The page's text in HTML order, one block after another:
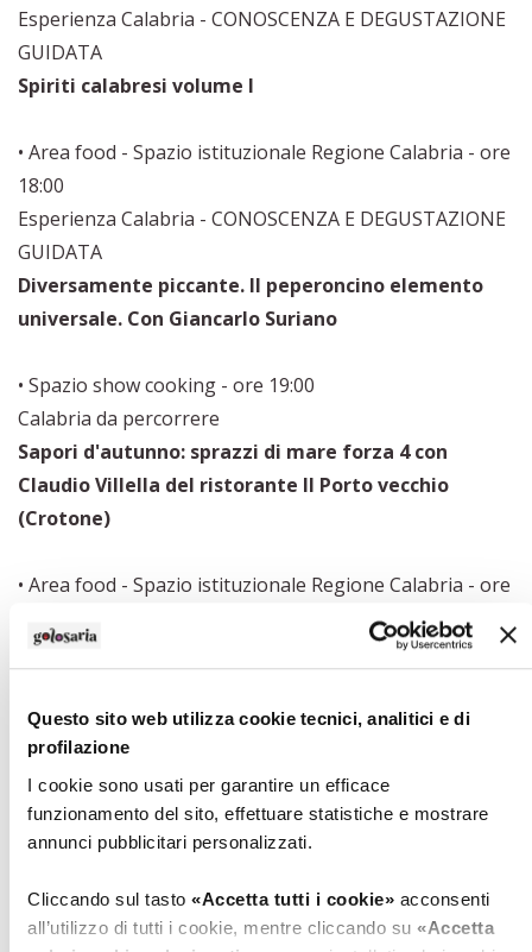
Questo sito web utilizza cookie tecnici, analitici e di
profilazione
I cookie sono usati per garantire un efficace
funzionamento del sito, effettuare statistiche e mostrare
annunci pubblicitari personalizzati.
Cliccando sul tasto «Accetta tutti i cookie» acconsenti
all’utilizzo di tutti i cookie, mentre cliccando su «Accetta
Esperienza Calabria - CONOSCENZA E DEGUSTAZIONE
GUIDATA
Spiriti calabresi volume I
• Area food - Spazio istituzionale Regione Calabria - ore
18:00
Esperienza Calabria - CONOSCENZA E DEGUSTAZIONE
GUIDATA
Diversamente piccante. Il peperoncino elemento
universale. Con Giancarlo Suriano
• Spazio show cooking - ore 19:00
Calabria da percorrere
Sapori d'autunno: sprazzi di mare forza 4 con
Claudio Villella del ristorante Il Porto vecchio
(Crotone)
• Area food - Spazio istituzionale Regione Calabria - ore
Esperienza Calabria - CONOSCENZA E DEGUSTAZIONE
Calabria: tra mare e montagne all'insegna del
millenario ulivo. Voce all'olio vero! Con Maurizio
Pescari
domenica 3 novembre
12:30